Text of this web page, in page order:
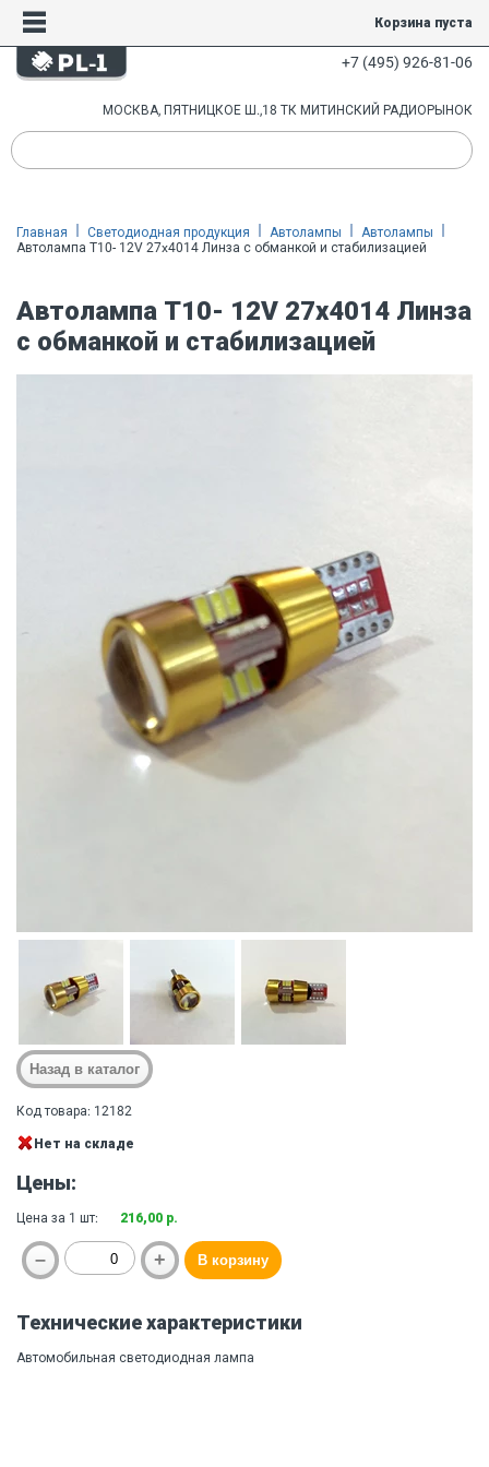
Корзина пуста
+7 (495) 926-81-06
МОСКВА, ПЯТНИЦКОЕ Ш.,18 ТК МИТИНСКИЙ РАДИОРЫНОК
Главная Светодиодная продукция Автолампы
Автолампы
Автолампа T10- 12V 27x4014 Линза с обманкой и стабилизацией
Автолампа T10- 12V 27x4014 Линза
с обманкой и стабилизацией
Код товара: 12182
Нет на складе
Цены:
Цена за 1 шт: 216,00 р.
Технические характеристики
Автомобильная светодиодная лампа